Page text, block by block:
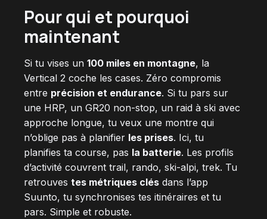
Pour qui et pourquoi
maintenant
Si tu vises un 100 miles en montagne, la
Vertical 2 coche les cases. Zéro compromis
entre précision et endurance. Si tu pars sur
une HRP, un GR20 non-stop, un raid à ski avec
approche longue, tu veux une montre qui
n’oblige pas à planifier les prises. Ici, tu
planifies ta course, pas la batterie. Les profils
d’activité couvrent trail, rando, ski-alpi, trek. Tu
retrouves tes métriques clés dans l’app
Suunto, tu synchronises tes itinéraires et tu
pars. Simple et robuste.